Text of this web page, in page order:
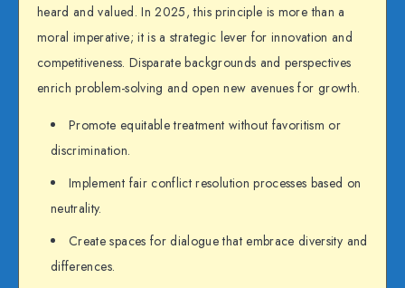
heard and valued. In 2025, this principle is more than a
moral imperative; it is a strategic lever for innovation and
competitiveness. Disparate backgrounds and perspectives
enrich problem-solving and open new avenues for growth.
Promote equitable treatment without favoritism or
discrimination.
Implement fair conflict resolution processes based on
neutrality.
Create spaces for dialogue that embrace diversity and
differences.